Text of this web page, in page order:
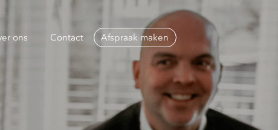
ons Contact Afspraak maken